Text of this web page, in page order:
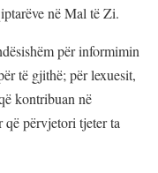
në Mal të Zi.
për informimin
të gjithë; për lexuesit,
kontribuan në
që përvjetori tjeter ta